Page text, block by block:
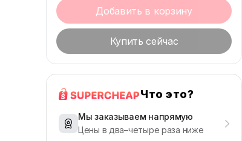
Добавить в корзину
Купить сейчас
Что это?
Мы заказываем напрямую
Цены в два–четыре раза ниже